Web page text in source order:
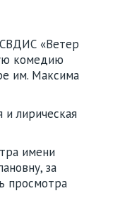
«Ветер
комедию
им. Максима
и лирическая
имени
за
просмотра